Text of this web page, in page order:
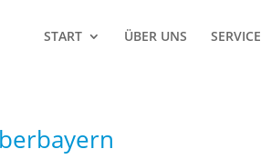
START ÜBER UNS SERVICE